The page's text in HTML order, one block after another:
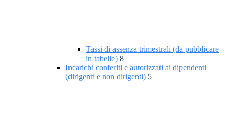
Tassi di assenza trimestrali (da pubblicare
in tabelle) 8
Incarichi conferiti e autorizzati ai dipendenti
(dirigenti e non dirigenti) 5